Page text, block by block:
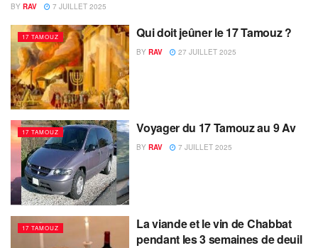
BY RAV 7 JUILLET 2025
17 TAMOUZ Qui doit jeûner le 17 Tamouz ?
BY RAV 27 JUILLET 2025
17 TAMOUZ Voyager du 17 Tamouz au 9 Av
BY RAV 7 JUILLET 2025
17 TAMOUZ
La viande et le vin de Chabbat
pendant les 3 semaines de deuil